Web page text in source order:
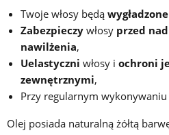
Twoje włosy będą wygładzone
Zabezpieczy włosy przed
nawilżenia,
Uelastyczni włosy i ochroni
zewnętrznymi,
Przy regularnym wykonywaniu
Olej posiada naturalną żółtą